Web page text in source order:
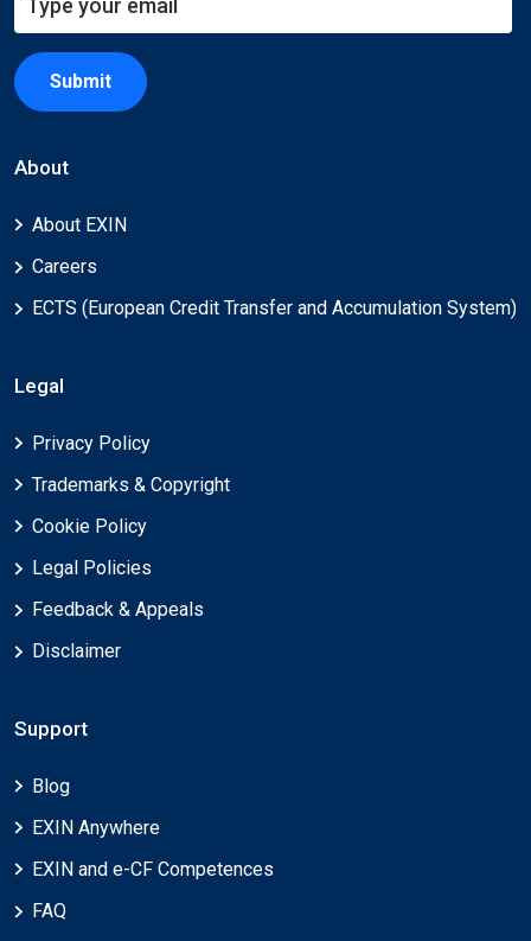
Submit
About
About EXIN
Careers
ECTS (European Credit Transfer and Accumulation System)
Legal
Privacy Policy
Trademarks & Copyright
Cookie Policy
Legal Policies
Feedback & Appeals
Disclaimer
Support
Blog
EXIN Anywhere
EXIN and e-CF Competences
FAQ